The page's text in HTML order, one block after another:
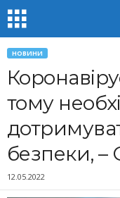
НОВИНИ
тому
безпеки,
12.05.2022